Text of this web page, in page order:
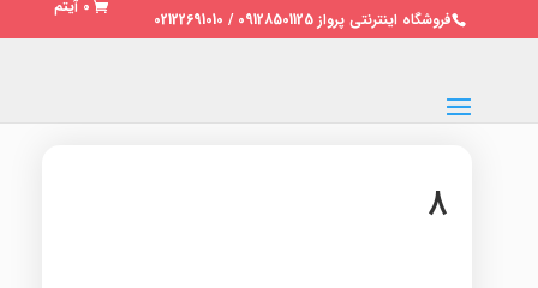
فروشگاه اینترنتی پرواز 09128501125 / 02122691010
0 آیتم
۸